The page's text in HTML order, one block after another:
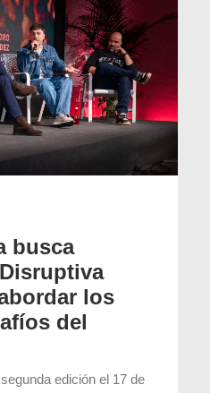
busca
los
del
edición el 17 de